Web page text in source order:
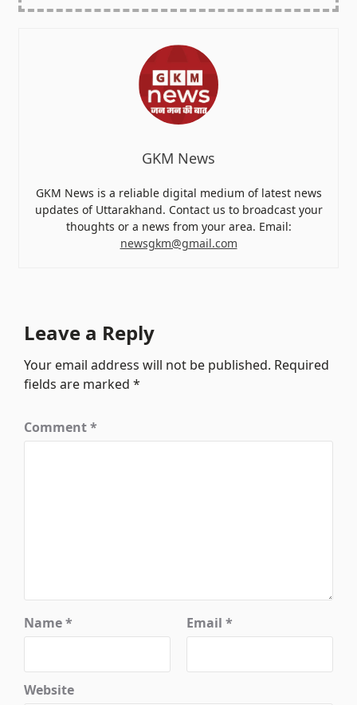
GKM News
GKM News is a reliable digital medium of latest news
updates of Uttarakhand. Contact us to broadcast your
thoughts or a news from your area. Email:
newsgkm@gmail.com
Leave a Reply
Your email address will not be published. Required
fields are marked*
Comment*
Name* Email *
Website